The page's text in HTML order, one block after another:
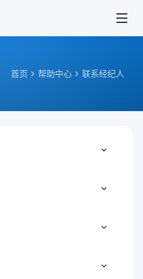
首页 帮助中心 联系经纪人